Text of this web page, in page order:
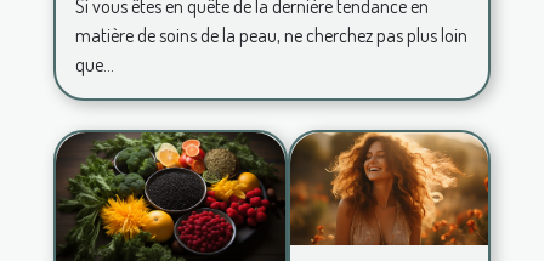
Si vous êtes en quête de la dernière tendance en
matière de soins de la peau, ne cherchez pas plus loin
que...